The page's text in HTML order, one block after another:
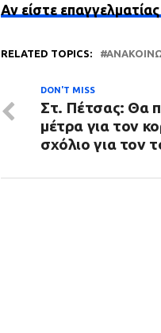
Αν είστε
RELATED TOPICS:
DON'T MISS
Στ. Πέτσας: Θα
μέτρα για τον
σχόλιο για τον